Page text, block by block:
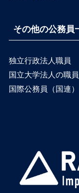
その他の公務員
独立行政法人職員
国立大学法人の職員
国際公務員（国連）